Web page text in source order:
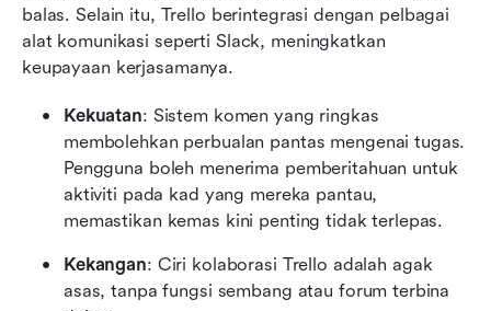
balas. Selain itu, Trello berintegrasi dengan pelbagai
alat komunikasi seperti Slack, meningkatkan
keupayaan kerjasamanya.
Kekuatan: Sistem komen yang ringkas
membolehkan perbualan pantas mengenai tugas.
Pengguna boleh menerima pemberitahuan untuk
aktiviti pada kad yang mereka pantau,
memastikan kemas kini penting tidak terlepas.
Kekangan: Ciri kolaborasi Trello adalah agak
asas, tanpa fungsi sembang atau forum terbina